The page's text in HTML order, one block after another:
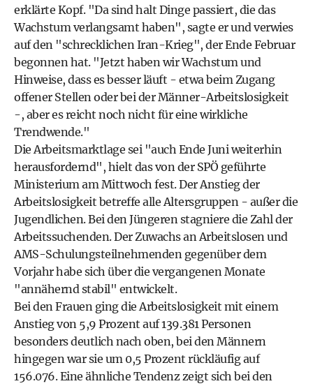
erklärte Kopf. "Da sind halt Dinge passiert, die das
Wachstum verlangsamt haben", sagte er und verwies
auf den "schrecklichen Iran-Krieg", der Ende Februar
begonnen hat. "Jetzt haben wir Wachstum und
Hinweise, dass es besser läuft - etwa beim Zugang
offener Stellen oder bei der Männer-Arbeitslosigkeit
-, aber es reicht noch nicht für eine wirkliche
Trendwende."
Die Arbeitsmarktlage sei "auch Ende Juni weiterhin
herausfordernd", hielt das von der SPÖ geführte
Ministerium am Mittwoch fest. Der Anstieg der
Arbeitslosigkeit betreffe alle Altersgruppen - außer die
Jugendlichen. Bei den Jüngeren stagniere die Zahl der
Arbeitssuchenden. Der Zuwachs an Arbeitslosen und
AMS-Schulungsteilnehmenden gegenüber dem
Vorjahr habe sich über die vergangenen Monate
"annähernd stabil" entwickelt.
Bei den Frauen ging die Arbeitslosigkeit mit einem
Anstieg von 5,9 Prozent auf 139.381 Personen
besonders deutlich nach oben, bei den Männern
hingegen war sie um 0,5 Prozent rückläufig auf
156.076. Eine ähnliche Tendenz zeigt sich bei den